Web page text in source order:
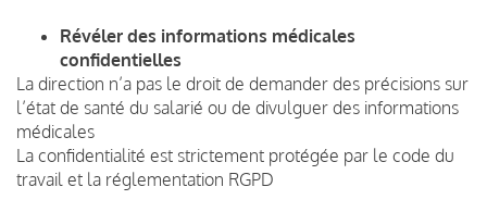
Révéler des informations médicales
confidentielles
La direction n’a pas le droit de demander des précisions sur
l’état de santé du salarié ou de divulguer des informations
médicales
La confidentialité est strictement protégée par le code du
travail et la réglementation RGPD